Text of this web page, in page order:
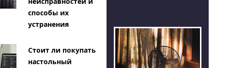
способы их
устранения
Стоит ли покупать
настольный